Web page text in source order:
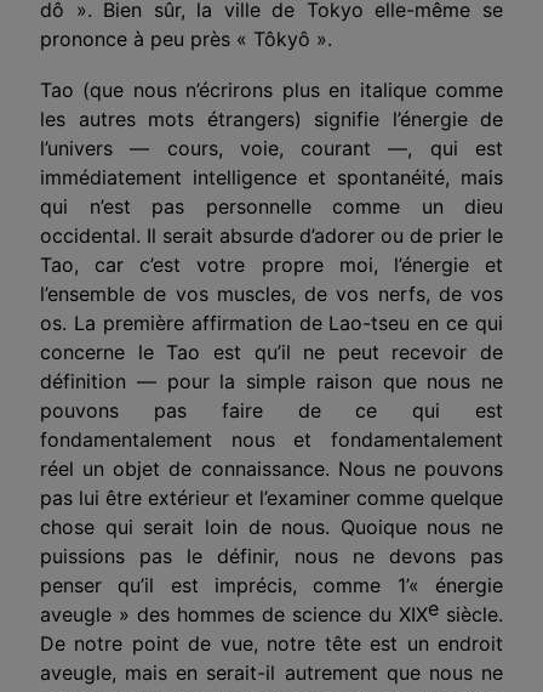
dô ». Bien sûr, la ville de Tokyo elle-même se
prononce à peu près « Tôkyô ».
Tao (que nous n’écrirons plus en italique comme
les autres mots étrangers) signifie l’énergie de
l’univers — cours, voie, courant —, qui est
immédiatement intelligence et spontanéité, mais
qui n’est pas personnelle comme un dieu
occidental. Il serait absurde d’adorer ou de prier le
Tao, car c’est votre propre moi, l’énergie et
l’ensemble de vos muscles, de vos nerfs, de vos
os. La première affirmation de Lao-tseu en ce qui
concerne le Tao est qu’il ne peut recevoir de
définition — pour la simple raison que nous ne
pouvons pas faire de ce qui est
fondamentalement nous et fondamentalement
réel un objet de connaissance. Nous ne pouvons
pas lui être extérieur et l’examiner comme quelque
chose qui serait loin de nous. Quoique nous ne
puissions pas le définir, nous ne devons pas
penser qu’il est imprécis, comme 1’« énergie
aveugle » des hommes de science du XIXe siècle.
De notre point de vue, notre tête est un endroit
aveugle, mais en serait-il autrement que nous ne